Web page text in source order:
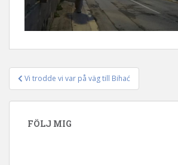
Inläggsnavigering
Vi trodde vi var på väg till Bihać
FÖLJ MIG